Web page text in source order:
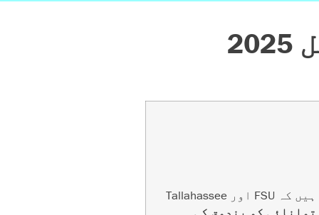
آج، فائنل کی تیاری کرنے یا اپنی پسندیدہ ایتھلیٹک ٹیم کو سپورٹ کرنے کے بجائے، ہم یہ جان کر دل شکستہ ہیں کہ FSU اور Tallahassee